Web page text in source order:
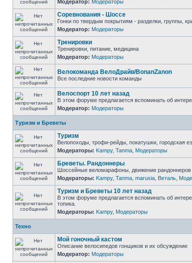
Модератор: Модераторы
Соревнования - Шоссе
Гонки по твердым покрытиям - разделки, группы,
Модератор: Модераторы
Тренировки
Тренировки, питание, медицина
Модератор: Модераторы
Велокоманда ВелоДрайв/BonanZanon
Все последние новости команды
Велоспорт 10 лет назад
В этом форуме предлагается вспоминать об
Модератор: Модераторы
Туризм и Бреветы
Туризм
Велопоходы, трофи-рейды, покатушки, городская
Модераторы: Kampy, Tanma Модераторы
Бреветы. Рандоннеры
Шоссейные веломарафоны, движение рандоннеров
Модераторы: Kampy, Tanma marusia Веталь
Туризм и Бреветы 10 лет назад
В этом форуме предлагается вспоминать об
топика.
Модераторы: Kampy, Модераторы
Техно
Мой гоночный кастом
Описание велосипедов гонщиков и их обсуждение
Модератор: Модераторы